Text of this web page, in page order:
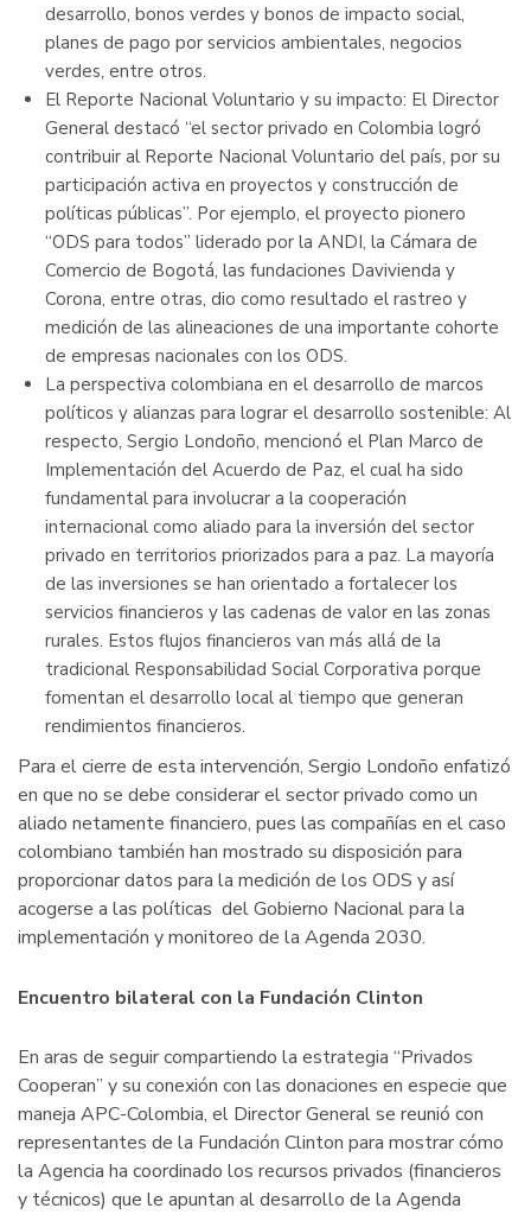
desarrollo, bonos verdes y bonos de impacto social,
planes de pago por servicios ambientales, negocios
verdes, entre otros.
El Reporte Nacional Voluntario y su impacto: El Director
General destacó “el sector privado en Colombia logró
contribuir al Reporte Nacional Voluntario del país, por su
participación activa en proyectos y construcción de
políticas públicas”. Por ejemplo, el proyecto pionero
“ODS para todos” liderado por la ANDI, la Cámara de
Comercio de Bogotá, las fundaciones Davivienda y
Corona, entre otras, dio como resultado el rastreo y
medición de las alineaciones de una importante cohorte
de empresas nacionales con los ODS.
La perspectiva colombiana en el desarrollo de marcos
políticos y alianzas para lograr el desarrollo sostenible: Al
respecto, Sergio Londoño, mencionó el Plan Marco de
Implementación del Acuerdo de Paz, el cual ha sido
fundamental para involucrar a la cooperación
internacional como aliado para la inversión del sector
privado en territorios priorizados para a paz. La mayoría
de las inversiones se han orientado a fortalecer los
servicios financieros y las cadenas de valor en las zonas
rurales. Estos flujos financieros van más allá de la
tradicional Responsabilidad Social Corporativa porque
fomentan el desarrollo local al tiempo que generan
rendimientos financieros.
Para el cierre de esta intervención, Sergio Londoño enfatizó
en que no se debe considerar el sector privado como un
aliado netamente financiero, pues las compañías en el caso
colombiano también han mostrado su disposición para
proporcionar datos para la medición de los ODS y así
acogerse a las políticas del Gobierno Nacional para la
implementación y monitoreo de la Agenda 2030.
Encuentro bilateral con la Fundación Clinton
En aras de seguir compartiendo la estrategia “Privados
Cooperan” y su conexión con las donaciones en especie que
maneja APC-Colombia, el Director General se reunió con
representantes de la Fundación Clinton para mostrar cómo
la Agencia ha coordinado los recursos privados (financieros
y técnicos) que le apuntan al desarrollo de la Agenda